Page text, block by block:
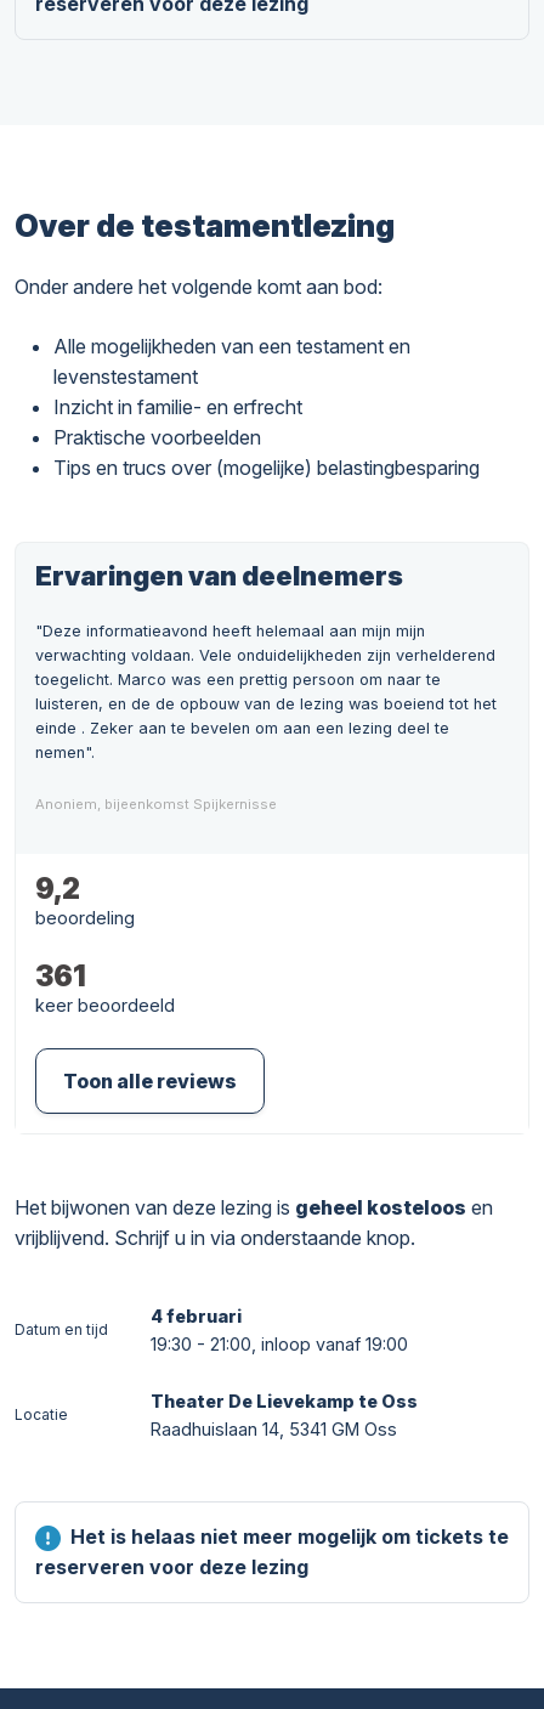
Over de testamentlezing
Onder andere het volgende komt aan bod:
Alle mogelijkheden van een testament en
levenstestament
Inzicht in familie- en erfrecht
Praktische voorbeelden
Tips en trucs over (mogelijke) belastingbesparing
Ervaringen van deelnemers
"Deze informatieavond heeft helemaal aan mijn mijn
verwachting voldaan. Vele onduidelijkheden zijn verhelderend
toegelicht. Marco was een prettig persoon om naar te
luisteren, en de de opbouw van de lezing was boeiend tot het
einde . Zeker aan te bevelen om aan een lezing deel te
nemen".
Anoniem, bijeenkomst Spijkernisse
9,2
beoordeling
361
keer beoordeeld
Toon alle reviews
Het bijwonen van deze lezing is geheel kosteloos en
vrijblijvend. Schrijf u in via onderstaande knop.
Datum en tijd
4 februari
19:30 - 21:00, inloop vanaf 19:00
Locatie
Theater De Lievekamp te Oss
Raadhuislaan 14, 5341 GM Oss
Het is helaas niet meer mogelijk om tickets te
reserveren voor deze lezing